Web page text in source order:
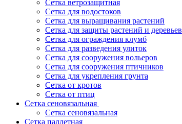
Сетка ветрозащитная
Сетка для водостоков
Сетка для выращивания растений
Сетка для защиты растений и деревьев
Сетка для ограждения клумб
Сетка для разведения улиток
Сетка для сооружения вольеров
Сетка для сооружения птичников
Сетка для укрепления грунта
Сетка от кротов
Сетка от птиц
Сетка сеновязальная
Сетка сеновязальная
Сетка паллетная